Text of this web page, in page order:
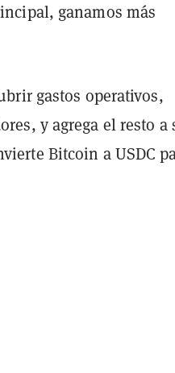
ganamos más
gastos operativos,
y agrega el resto a
Bitcoin a USDC